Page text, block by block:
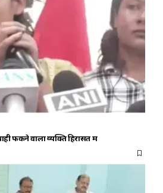
फेंकने वाला व्यक्ति हिरासत में